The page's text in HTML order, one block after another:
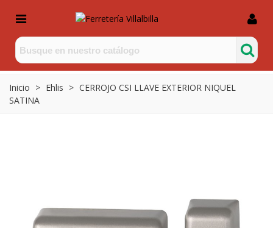
Inicio > Ehlis > CERROJO CSI LLAVE EXTERIOR NIQUEL
SATINA